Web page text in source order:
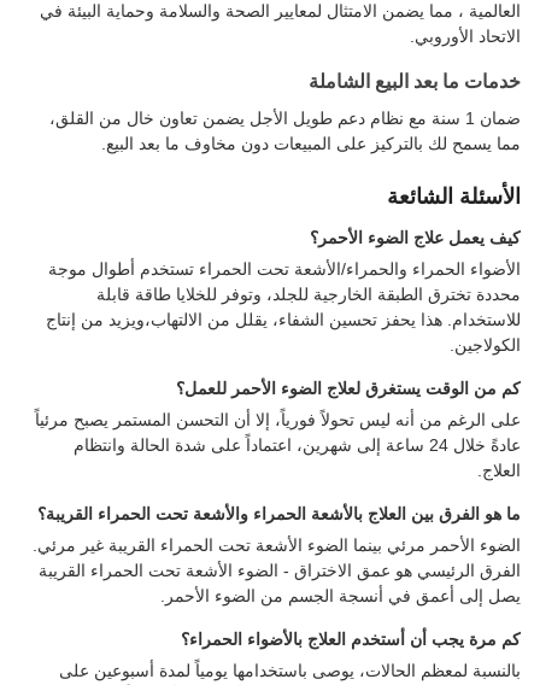
العالمية ، مما يضمن الامتثال لمعايير الصحة والسلامة وحماية البيئة في
الاتحاد الأوروبي.
خدمات ما بعد البيع الشاملة
ضمان 1 سنة مع نظام دعم طويل الأجل يضمن تعاون خال من القلق،
مما يسمح لك بالتركيز على المبيعات دون مخاوف ما بعد البيع.
الأسئلة الشائعة
كيف يعمل علاج الضوء الأحمر؟
الأضواء الحمراء والحمراء/الأشعة تحت الحمراء تستخدم أطوال موجة
محددة تخترق الطبقة الخارجية للجلد، وتوفر للخلايا طاقة قابلة
للاستخدام. هذا يحفز تحسين الشفاء، يقلل من الالتهاب،ويزيد من إنتاج
الكولاجين.
كم من الوقت يستغرق لعلاج الضوء الأحمر للعمل؟
على الرغم من أنه ليس تحولاً فورياً، إلا أن التحسن المستمر يصبح مرئياً
عادةً خلال 24 ساعة إلى شهرين، اعتماداً على شدة الحالة وانتظام
العلاج.
ما هو الفرق بين العلاج بالأشعة الحمراء والأشعة تحت الحمراء القريبة؟
الضوء الأحمر مرئي بينما الضوء الأشعة تحت الحمراء القريبة غير مرئي.
الفرق الرئيسي هو عمق الاختراق - الضوء الأشعة تحت الحمراء القريبة
يصل إلى أعمق في أنسجة الجسم من الضوء الأحمر.
كم مرة يجب أن أستخدم العلاج بالأضواء الحمراء؟
بالنسبة لمعظم الحالات، يوصى باستخدامها يومياً لمدة أسبوعين على